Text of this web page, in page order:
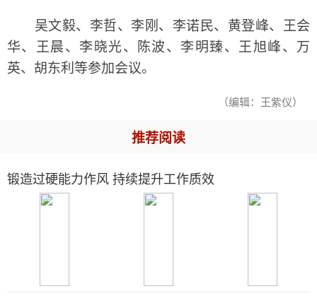
吴文毅、李哲、李刚、李诺民、黄登峰、王会
华、王晨、李晓光、陈波、李明臻、王旭峰、万
英、胡东利等参加会议。
（编辑：王紫仪）
推荐阅读
锻造过硬能力作风 持续提升工作质效